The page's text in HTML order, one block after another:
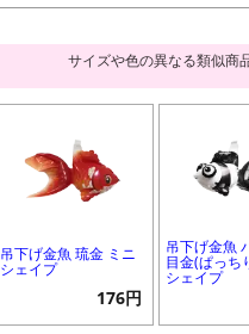
サイズや色の異なる類似商
吊下げ金魚 琉金 ミニ
シェイプ
176円
吊下げ金魚
目金(ぱっち
シェイプ